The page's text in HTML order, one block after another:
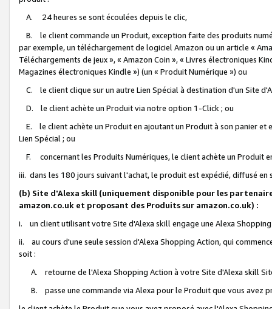
A. 24 heures se sont écoulées depuis le clic,
B. le client commande un Produit, exception faite des produits
par exemple, un téléchargement de logiciel Amazon ou un article «
Téléchargements de jeux », « Amazon Coin », « Livres électroniques
Magazines électroniques Kindle ») (un « Produit Numérique ») ou
C. le client clique sur un autre Lien Spécial à destination d'un Site
D. le client achète un Produit via notre option 1-Click ; ou
E. le client achète un Produit en ajoutant un Produit à son panier et
Lien Spécial ; ou
F. concernant les Produits Numériques, le client achète un Produit
iii. dans les 180 jours suivant l'achat, le produit est expédié, diffusé
(b) Site d'Alexa skill (uniquement disponible pour les
amazon.co.uk et proposant des Produits sur amazon.co.uk) :
i. un client utilisant votre Site d'Alexa skill engage une Alexa
ii. au cours d'une seule session d'Alexa Shopping Action, qui
soit :
A. retourne de l'Alexa Shopping Action à votre Site d'Alexa skill
B. passe une commande via Alexa pour le Produit que vous avez